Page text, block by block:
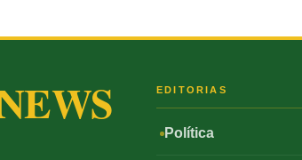
EDITORIAS
Política